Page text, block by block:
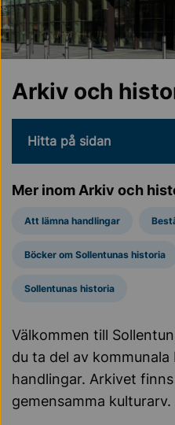
Arkiv och
Hitta på sidan
Mer inom Arkiv och
Att lämna handlingar
Böcker om Sollentunas historia
Sollentunas historia
Välkommen till
du ta del av
handlingar. Arkivet
gemensamma kulturarv.